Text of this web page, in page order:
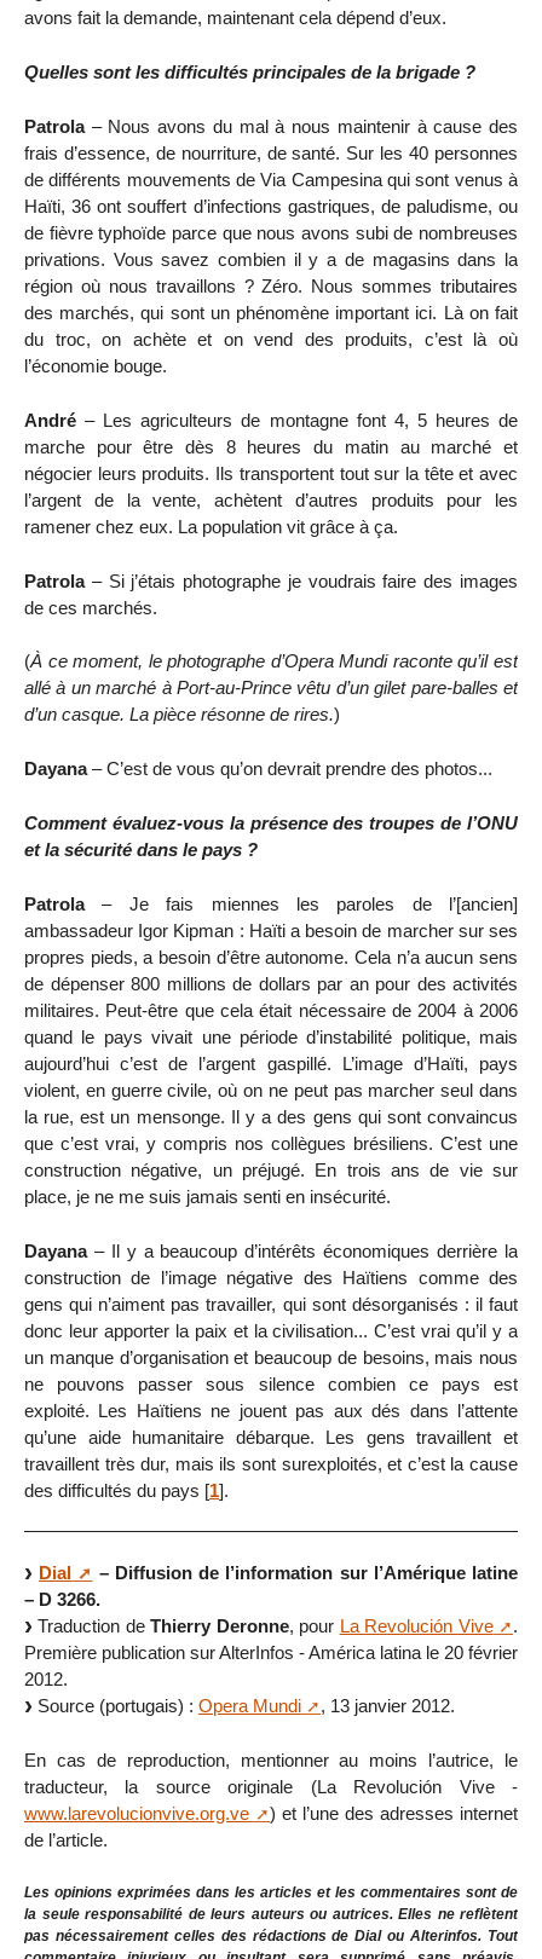
avons fait la demande, maintenant cela dépend d’eux.
Quelles sont les difficultés principales de la brigade ?
Patrola– Nous avons du mal à nous maintenir à cause des
frais d’essence, de nourriture, de santé. Sur les 40 personnes
de différents mouvements de Via Campesina qui sont venus à
Haïti, 36 ont souffert d’infections gastriques, de paludisme, ou
de fièvre typhoïde parce que nous avons subi de nombreuses
privations. Vous savez combien il y a de magasins dans la
région où nous travaillons ? Zéro. Nous sommes tributaires
des marchés, qui sont un phénomène important ici. Là on fait
du troc, on achète et on vend des produits, c’est là où
l’économie bouge.
André – Les agriculteurs de montagne font 4, 5 heures de
marche pour être dès 8 heures du matin au marché et
négocier leurs produits. Ils transportent tout sur la tête et avec
l’argent de la vente, achètent d’autres produits pour les
ramener chez eux. La population vit grâce à ça.
Patrola– Si j’étais photographe je voudrais faire des images
de ces marchés.
(À ce moment, le photographe d’Opera Mundi raconte qu’il est
allé à un marché à Port-au-Prince vêtu d’un gilet pare-balles et
d’un casque. La pièce résonne de rires.)
Dayana– C’est de vous qu’on devrait prendre des photos...
Comment évaluez-vous la présence des troupes de l’ONU
et la sécurité dans le pays ?
Patrola– Je fais miennes les paroles de l’[ancien]
ambassadeur Igor Kipman : Haïti a besoin de marcher sur ses
propres pieds, a besoin d’être autonome. Cela n’a aucun sens
de dépenser 800 millions de dollars par an pour des activités
militaires. Peut-être que cela était nécessaire de 2004 à 2006
quand le pays vivait une période d’instabilité politique, mais
aujourd’hui c’est de l’argent gaspillé. L’image d’Haïti, pays
violent, en guerre civile, où on ne peut pas marcher seul dans
la rue, est un mensonge. Il y a des gens qui sont convaincus
que c’est vrai, y compris nos collègues brésiliens. C’est une
construction négative, un préjugé. En trois ans de vie sur
place, je ne me suis jamais senti en insécurité.
Dayana– Il y a beaucoup d’intérêts économiques derrière la
construction de l’image négative des Haïtiens comme des
gens qui n’aiment pas travailler, qui sont désorganisés : il faut
donc leur apporter la paix et la civilisation... C’est vrai qu’il y a
un manque d’organisation et beaucoup de besoins, mais nous
ne pouvons passer sous silence combien ce pays est
exploité. Les Haïtiens ne jouent pas aux dés dans l’attente
qu’une aide humanitaire débarque. Les gens travaillent et
travaillent très dur, mais ils sont surexploités, et c’est la cause
des difficultés du pays [1].
Dial
– Diffusion de l’information sur l’Amérique latine
– D 3266.
Traduction deThierry Deronne, pour La Revolución Vive
.
Première publication sur AlterInfos - América latina le 20 février
2012.
Source (portugais) : Opera Mundi , 13 janvier 2012.
En cas de reproduction, mentionner au moins l’autrice, le
traducteur, la source originale (La Revolución Vive -
www.larevolucionvive.org.ve
) et l’une des adresses internet
de l’article.
Les opinions exprimées dans les articles et les commentaires sont de
la seule responsabilité de leurs auteurs ou autrices. Elles ne reflètent
pas nécessairement celles des rédactions de Dial ou Alterinfos. Tout